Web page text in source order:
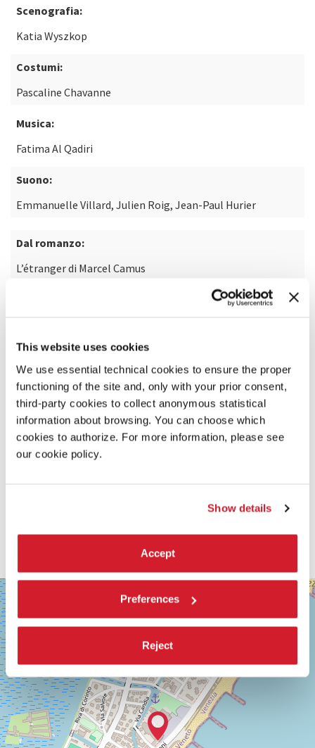
This website uses cookies
We use essential technical cookies to ensure the proper
functioning of the site and, only with your prior consent,
third-party cookies to collect anonymous statistical
information about browsing. You can choose which
cookies to authorize. For more information, please see
our cookie policy.
Show details
Accept
Preferences
Reject
Scenografia:
Katia Wyszkop
Costumi:
Pascaline Chavanne
Musica:
Fatima Al Qadiri
Suono:
Emmanuelle Villard, Julien Roig, Jean-Paul Hurier
Dal romanzo:
L’étranger di Marcel Camus
SALA
GRANDE
LUNGOMARE
MARCONI
30126
LIDO
DI
VENEZIA
TEL.
0415218711
info@labiennale.org
−